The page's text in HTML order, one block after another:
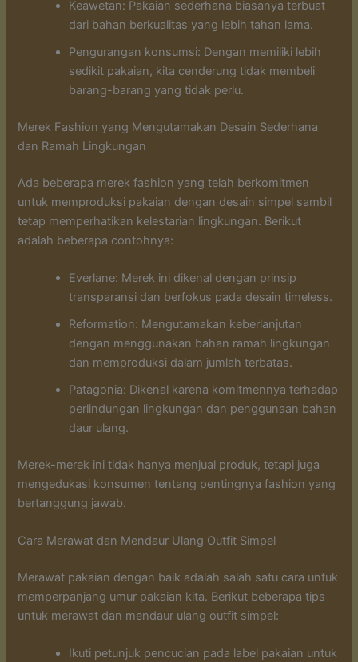
Keawetan: Pakaian sederhana biasanya terbuat
dari bahan berkualitas yang lebih tahan lama.
Pengurangan konsumsi: Dengan memiliki lebih
sedikit pakaian, kita cenderung tidak membeli
barang-barang yang tidak perlu.
Merek Fashion yang Mengutamakan Desain Sederhana
dan Ramah Lingkungan
Ada beberapa merek fashion yang telah berkomitmen
untuk memproduksi pakaian dengan desain simpel sambil
tetap memperhatikan kelestarian lingkungan. Berikut
adalah beberapa contohnya:
Everlane: Merek ini dikenal dengan prinsip
transparansi dan berfokus pada desain timeless.
Reformation: Mengutamakan keberlanjutan
dengan menggunakan bahan ramah lingkungan
dan memproduksi dalam jumlah terbatas.
Patagonia: Dikenal karena komitmennya terhadap
perlindungan lingkungan dan penggunaan bahan
daur ulang.
Merek-merek ini tidak hanya menjual produk, tetapi juga
mengedukasi konsumen tentang pentingnya fashion yang
bertanggung jawab.
Cara Merawat dan Mendaur Ulang Outfit Simpel
Merawat pakaian dengan baik adalah salah satu cara untuk
memperpanjang umur pakaian kita. Berikut beberapa tips
untuk merawat dan mendaur ulang outfit simpel:
Ikuti petunjuk pencucian pada label pakaian untuk